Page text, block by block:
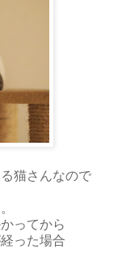
猫さんなので
ってから
った場合